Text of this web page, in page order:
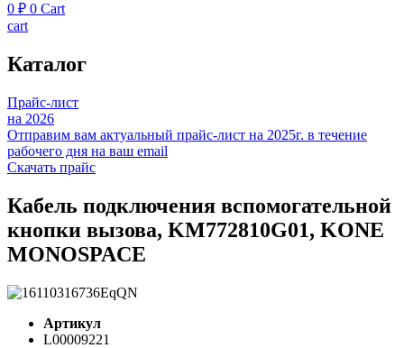
0 ₽ 0 Cart
cart
Каталог
Прайс-лист
на 2026
Отправим вам актуальный прайс-лист на 2025г. в течение
рабочего дня на ваш email
Скачать прайс
Кабель подключения вспомогательной
кнопки вызова, KM772810G01, KONE
MONOSPACE
Артикул
L00009221